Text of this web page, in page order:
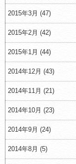
2015年3月 (47)
2015年2月 (42)
2015年1月 (44)
2014年12月 (43)
2014年11月 (21)
2014年10月 (23)
2014年9月 (24)
2014年8月 (5)